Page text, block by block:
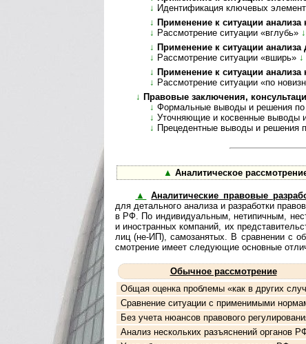
↓ Идентификация ключевых
↓ Применение к ситуации
↓ Рассмотрение ситуации «вглубь» ↓
↓ Применение к ситуации
↓ Рассмотрение ситуации «вширь» ↓
↓ Применение к ситуации
↓ Рассмотрение ситуации «по
↓ Правовые заключения,
↓ Формальные выводы и решения
↓ Уточняющие и косвенные выводы
↓ Прецедентные выводы и решения
▲ Аналитическое
▲ Аналитические правовые
для де­таль­но­го ана­ли­за и раз­ра­бо­тки
в РФ. По инди­ви­ду­аль­ным, нети­пич­ным,
и ино­ст­ран­ных ком­па­ний, их
лиц (не-ИП), само­за­ня­тых. В срав­не­нии с
смот­ре­ние имеет сле­дую­щие основ­ные
Обычное рассмотрение
Общая оценка проблемы «как в других
Сравнение ситуации с применимыми
Без учета нюансов правового
Анализ нескольких разъяснений органов